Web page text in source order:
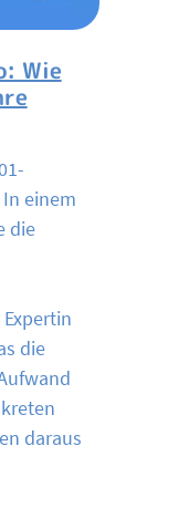
Wie
einem
die
die
daraus